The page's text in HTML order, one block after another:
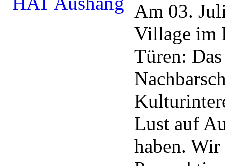
Am 03.
Village im
Türen:
Lust auf
haben. Wir